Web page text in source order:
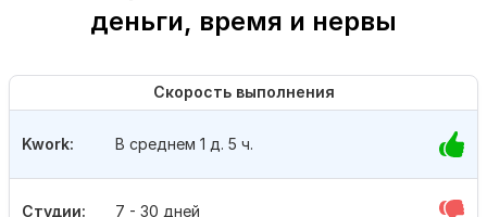
деньги, время и нервы
Скорость выполнения
Студии: 7 - 30 дней
Kwork: В среднем 1 д. 5 ч.